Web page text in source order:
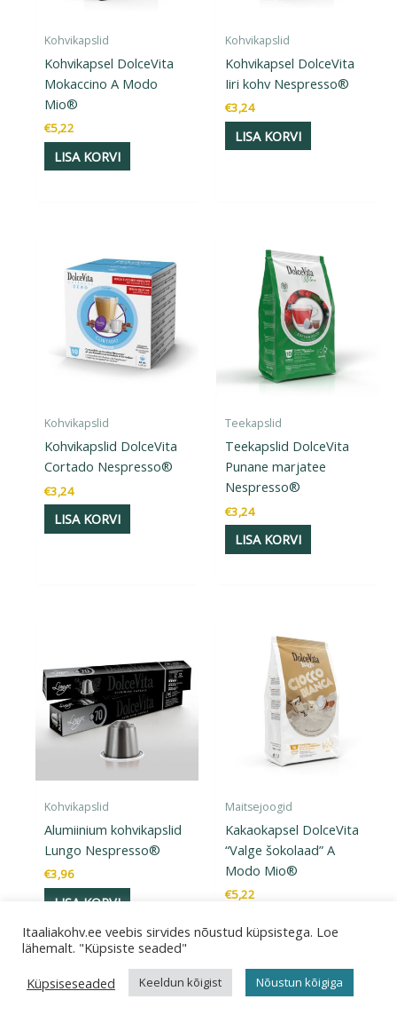
Kohvikapslid
Kohvikapsel DolceVita
Mokaccino A Modo
Mio®
€5,22
LISA KORVI
Kohvikapslid
Kohvikapsel DolceVita
Iiri kohv Nespresso®
€3,24
LISA KORVI
Kohvikapslid
Kohvikapslid DolceVita
Cortado Nespresso®
€3,24
LISA KORVI
Teekapslid
Teekapslid DolceVita
Punane marjatee
Nespresso®
€3,24
LISA KORVI
Kohvikapslid
Alumiinium kohvikapslid
Lungo Nespresso®
€3,96
LISA KORVI
Maitsejoogid
Kakaokapsel DolceVita
“Valge šokolaad” A
Modo Mio®
€5,22
Itaaliakohv.ee veebis sirvides nõustud küpsistega. Loe
lähemalt. "Küpsiste seaded"
Küpsiseseaded
Keeldun kõigist Nõustun kõigiga